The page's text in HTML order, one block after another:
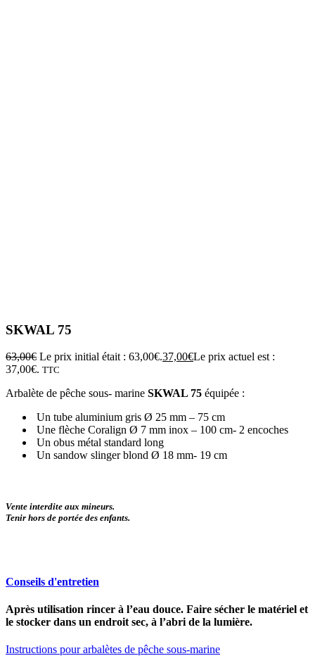
SKWAL 75
63,00€ Le prix initial était : 63,00€.37,00€Le prix actuel est :
37,00€. TTC
Arbalète de pêche sous- marine SKWAL 75 équipée :
Un tube aluminium gris Ø 25 mm – 75 cm
Une flèche Coralign Ø 7 mm inox – 100 cm- 2 encoches
Un obus métal standard long
Un sandow slinger blond Ø 18 mm- 19 cm
Vente interdite aux mineurs.
Tenir hors de portée des enfants.
Conseils d'entretien
Après utilisation rincer à l’eau douce. Faire sécher le matériel et
le stocker dans un endroit sec, à l’abri de la lumière.
Instructions pour arbalètes de pêche sous-marine